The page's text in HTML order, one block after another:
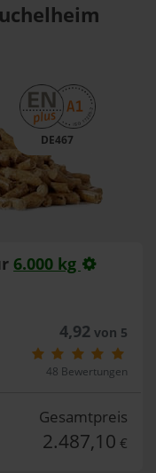
DE467
6.000 kg
4,92von 5
48 Bewertungen
Gesamtpreis
2.487,10 €